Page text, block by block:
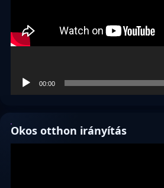
00:00
Okos otthon irányítás